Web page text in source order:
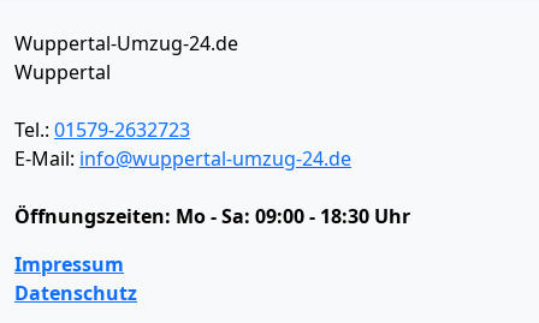
Wuppertal-Umzug-24.de
Wuppertal
Tel.: 01579-2632723
E-Mail: info@wuppertal-umzug-24.de
Öffnungszeiten: Mo - Sa: 09:00 - 18:30 Uhr
Impressum
Datenschutz